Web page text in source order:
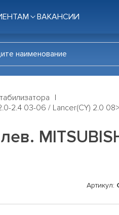
ВАКАНСИИ
2.4 03-06 / Lancer(CY) 2.0 08>
Артикул: